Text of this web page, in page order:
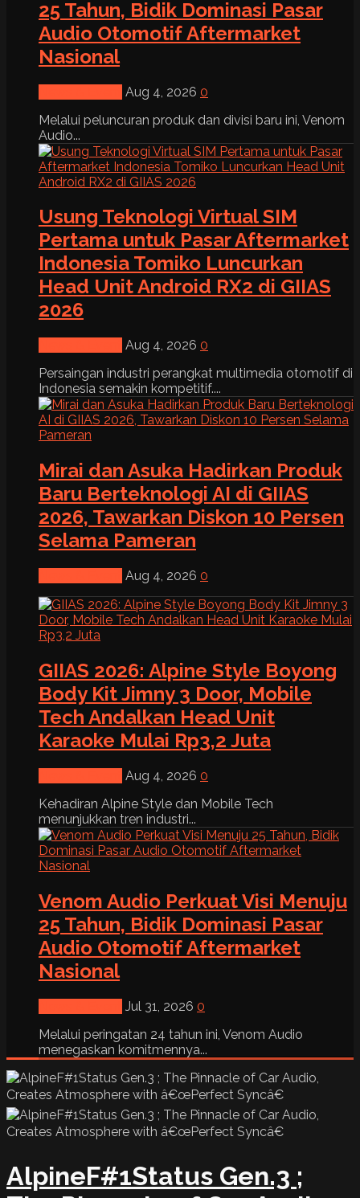
25 Tahun, Bidik Dominasi Pasar
Audio Otomotif Aftermarket
Nasional
Aug 4, 2026 0
Melalui peluncuran produk dan divisi baru ini, Venom
Audio...
Usung Teknologi Virtual SIM
Pertama untuk Pasar Aftermarket
Indonesia Tomiko Luncurkan
Head Unit Android RX2 di GIIAS
2026
Aug 4, 2026 0
Persaingan industri perangkat multimedia otomotif di
Indonesia semakin kompetitif....
Mirai dan Asuka Hadirkan Produk
Baru Berteknologi AI di GIIAS
2026, Tawarkan Diskon 10 Persen
Selama Pameran
Aug 4, 2026 0
GIIAS 2026: Alpine Style Boyong
Body Kit Jimny 3 Door, Mobile
Tech Andalkan Head Unit
Karaoke Mulai Rp3,2 Juta
Aug 4, 2026 0
Kehadiran Alpine Style dan Mobile Tech
menunjukkan tren industri...
Venom Audio Perkuat Visi Menuju
25 Tahun, Bidik Dominasi Pasar
Audio Otomotif Aftermarket
Nasional
Jul 31, 2026 0
Melalui peringatan 24 tahun ini, Venom Audio
menegaskan komitmennya...
AlpineF#1Status Gen.3 ;